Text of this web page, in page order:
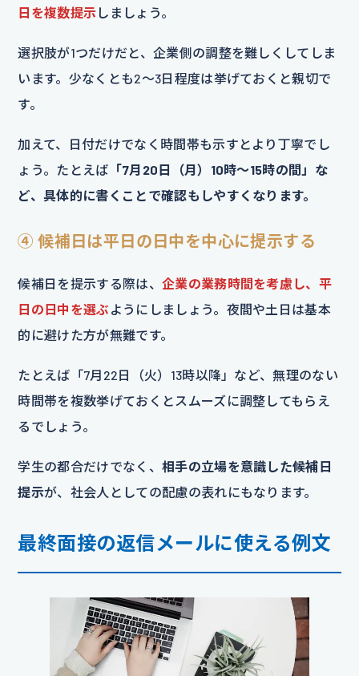
日を複数提示 しましょう。
選択肢が1つだけだと、企業側の調整を難しくしてしま
います。少なくとも2～3日程度は挙げておくと親切で
す。
加えて、日付だけでなく時間帯も示すとより丁寧でし
ょう。たとえば 「7月20日（月）10時～15時の間」な
ど、具体的に書くことで確認もしやすくなります。
④ 候補日は平日の日中を中心に提示する
候補日を提示する際は、 企業の業務時間を考慮し、平
日の日中を選ぶ ようにしましょう。夜間や土日は基本
的に避けた方が無難です。
たとえば「7月22日（火）13時以降」など、無理のない
時間帯を複数挙げておくとスムーズに調整してもらえ
るでしょう。
学生の都合だけでなく、 相手の立場を意識した候補日
提示が、社会人としての配慮の表れにもなります。
最終面接の返信メールに使える例文